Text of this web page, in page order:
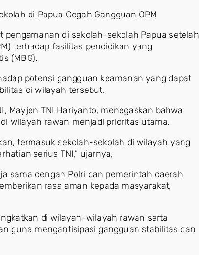
di Papua Cegah Gangguan OPM
pengamanan di sekolah-sekolah Papua setelah
terhadap fasilitas pendidikan yang
(MBG).
potensi gangguan keamanan yang dapat
di wilayah tersebut.
Mayjen TNI Hariyanto, menegaskan bahwa
wilayah rawan menjadi prioritas utama.
termasuk sekolah-sekolah di wilayah yang
serius TNI,” ujarnya,
sama dengan Polri dan pemerintah daerah
rasa aman kepada masyarakat,
di wilayah-wilayah rawan serta
guna mengantisipasi gangguan stabilitas dan